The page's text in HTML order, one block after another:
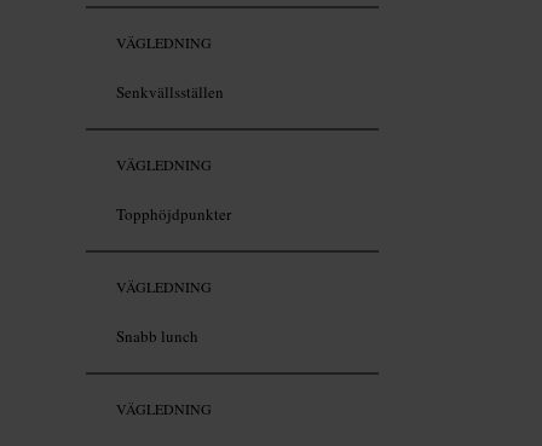
VÄGLEDNING
Senkvällsställen
VÄGLEDNING
Topphöjdpunkter
VÄGLEDNING
Snabb lunch
VÄGLEDNING